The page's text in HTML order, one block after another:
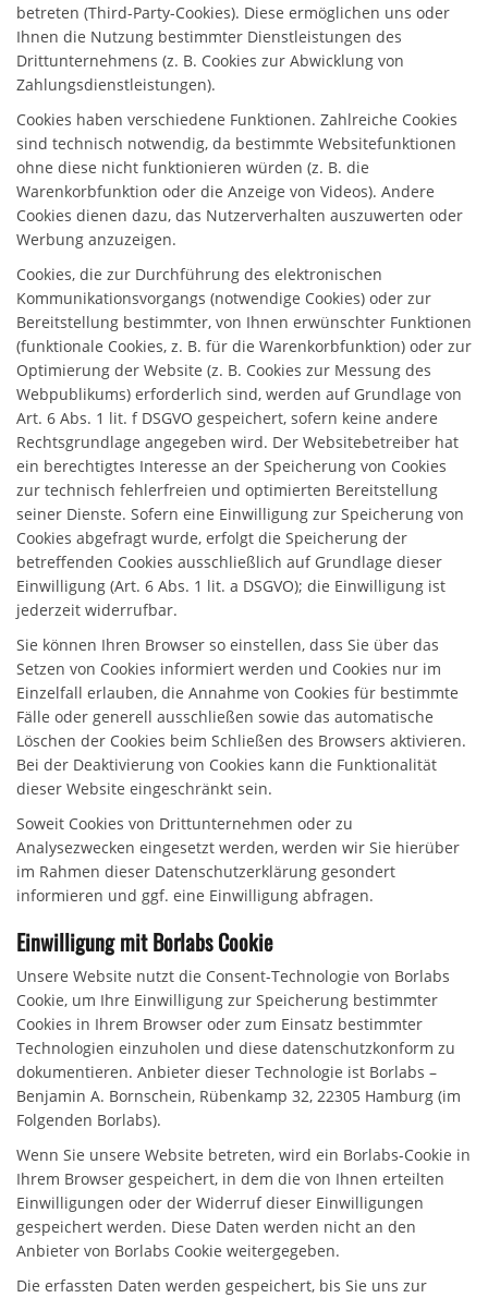
betreten (Third-Party-Cookies). Diese ermöglichen uns oder
Ihnen die Nutzung bestimmter Dienstleistungen des
Drittunternehmens (z. B. Cookies zur Abwicklung von
Zahlungsdienstleistungen).
Cookies haben verschiedene Funktionen. Zahlreiche Cookies
sind technisch notwendig, da bestimmte Websitefunktionen
ohne diese nicht funktionieren würden (z. B. die
Warenkorbfunktion oder die Anzeige von Videos). Andere
Cookies dienen dazu, das Nutzerverhalten auszuwerten oder
Werbung anzuzeigen.
Cookies, die zur Durchführung des elektronischen
Kommunikationsvorgangs (notwendige Cookies) oder zur
Bereitstellung bestimmter, von Ihnen erwünschter Funktionen
(funktionale Cookies, z. B. für die Warenkorbfunktion) oder zur
Optimierung der Website (z. B. Cookies zur Messung des
Webpublikums) erforderlich sind, werden auf Grundlage von
Art. 6 Abs. 1 lit. f DSGVO gespeichert, sofern keine andere
Rechtsgrundlage angegeben wird. Der Websitebetreiber hat
ein berechtigtes Interesse an der Speicherung von Cookies
zur technisch fehlerfreien und optimierten Bereitstellung
seiner Dienste. Sofern eine Einwilligung zur Speicherung von
Cookies abgefragt wurde, erfolgt die Speicherung der
betreffenden Cookies ausschließlich auf Grundlage dieser
Einwilligung (Art. 6 Abs. 1 lit. a DSGVO); die Einwilligung ist
jederzeit widerrufbar.
Sie können Ihren Browser so einstellen, dass Sie über das
Setzen von Cookies informiert werden und Cookies nur im
Einzelfall erlauben, die Annahme von Cookies für bestimmte
Fälle oder generell ausschließen sowie das automatische
Löschen der Cookies beim Schließen des Browsers aktivieren.
Bei der Deaktivierung von Cookies kann die Funktionalität
dieser Website eingeschränkt sein.
Soweit Cookies von Drittunternehmen oder zu
Analysezwecken eingesetzt werden, werden wir Sie hierüber
im Rahmen dieser Datenschutzerklärung gesondert
informieren und ggf. eine Einwilligung abfragen.
Einwilligung mit Borlabs Cookie
Unsere Website nutzt die Consent-Technologie von Borlabs
Cookie, um Ihre Einwilligung zur Speicherung bestimmter
Cookies in Ihrem Browser oder zum Einsatz bestimmter
Technologien einzuholen und diese datenschutzkonform zu
dokumentieren. Anbieter dieser Technologie ist Borlabs –
Benjamin A. Bornschein, Rübenkamp 32, 22305 Hamburg (im
Folgenden Borlabs).
Wenn Sie unsere Website betreten, wird ein Borlabs-Cookie in
Ihrem Browser gespeichert, in dem die von Ihnen erteilten
Einwilligungen oder der Widerruf dieser Einwilligungen
gespeichert werden. Diese Daten werden nicht an den
Anbieter von Borlabs Cookie weitergegeben.
Die erfassten Daten werden gespeichert, bis Sie uns zur